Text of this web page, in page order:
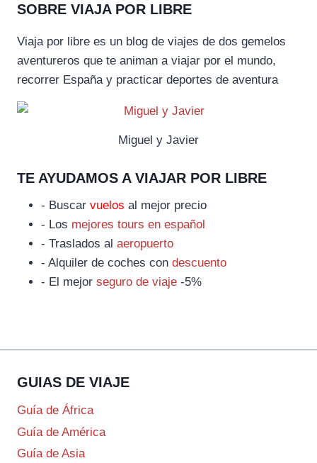
SOBRE VIAJA POR LIBRE
Viaja por libre es un blog de viajes de dos gemelos
aventureros que te animan a viajar por el mundo,
recorrer España y practicar deportes de aventura
Miguel y Javier
TE AYUDAMOS A VIAJAR POR LIBRE
- Buscar vuelos al mejor precio
- Los mejores tours en español
- Traslados al aeropuerto
- Alquiler de coches con descuento
- El mejor seguro de viaje -5%
GUIAS DE VIAJE
Guía de África
Guía de América
Guía de Asia